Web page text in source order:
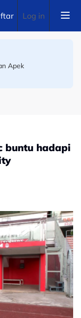
Log in
Apek
saat pisahkan
buntu hadapi